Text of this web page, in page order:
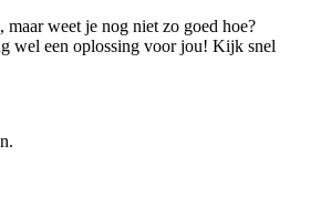
maar weet je nog niet zo goed hoe?
wel een oplossing voor jou! Kijk snel